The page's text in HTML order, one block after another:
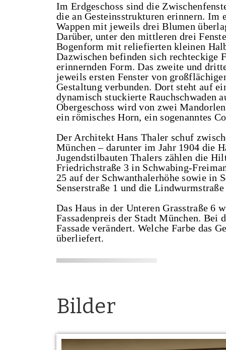
Im Erdgeschoss sind die
die an Gesteinsstrukturen erinnern.
Wappen mit jeweils drei Blumen
Darüber, unter den mittleren drei
Bogenform mit reliefierten kleinen
Dazwischen befinden sich rechteckige
erinnernden Form. Das zweite und
jeweils ersten Fenster von
Gestaltung verbunden. Dort steht auf
dynamisch stuckierte Rauchschwaden
Obergeschoss wird von zwei
ein römisches Horn, ein sogenanntes
Der Architekt Hans Thaler schuf
München – darunter im Jahr 1904 die
Jugendstilbauten Thalers zählen die
Friedrichstraße 3 in Schwabing-
25 auf der Schwanthalerhöhe sowie in
Senserstraße 1 und die Lindwurmstraße
Das Haus in der Unteren Grasstraße 6
Fassadenpreis der Stadt München. Bei
Fassade verändert. Welche Farbe das
überliefert.
Bilder